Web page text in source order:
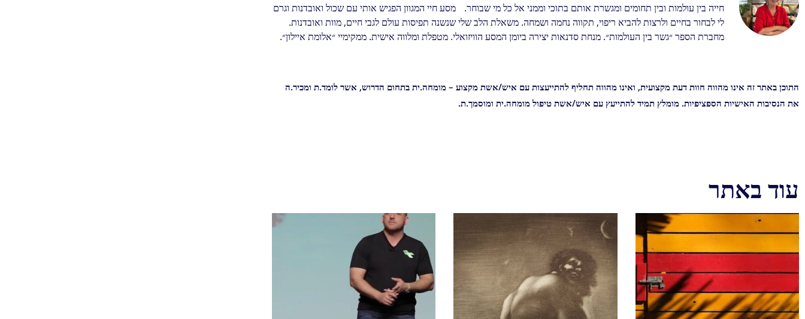
חייה בין עולמות ובין תחומים ומגשרת אותם בתוכי וממני אל כל מי שבוחר. מסע חיי המגוון הפגיש אותי עם שכול ואובדנות וגרם
לי לבחור בחיים ולרצות להביא ריפוי, תקווה נחמה ושמחה. משאלת הלב שלי שנשנה תפיסות עולם לגבי חיים, מוות ואובדנות.
מחברת הספר ״גשר בין העולמות״. מנחת סדנאות יצירה ביומן המסע הוויזואלי. מטפלת ומלווה אישית. ממקימיי ״אלומת איילון״.
התוכן באתר זה אינו מהווה חוות דעת מקצועית, ואינו מהווה תחליף להתייעצות עם איש/אשת מקצוע – מומחה.ית בתחום הדרוש, אשר לומד.ת ומכיר.ה
את הנסיבות האישיות הספציפיות. מומלץ תמיד להתייעץ עם איש/אשת טיפול מומחה.ית ומוסמך.ת.
עוד באתר